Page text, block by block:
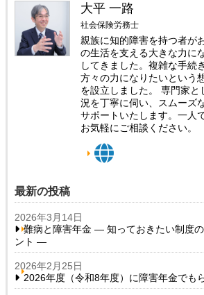
大平 一路
社会保険労務士
親族に知的障害を持つ者が
の生活を支える大きな力に
してきました。複雑な手続
方々の力になりたいという
を設立しました。 専門家と
況を丁寧に伺い、スムーズ
サポートいたします。一人
お気軽にご相談ください。
最新の投稿
2026年3月14日
難病と障害年金 ― 知っておきたい制度
ント ―
2026年2月25日
2026年度（令和8年度）に障害年金でも